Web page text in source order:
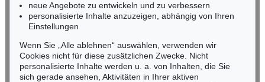
Blick auf die Burgruine Regenstein im Harz, 1863
Ergebnis:€ 1.125
Keine Auktion mehr verpassen!
Wir informieren Sie rechtzeitig.
neue Angebote zu entwickeln und zu verbessern
personalisierte Inhalte anzuzeigen, abhängig von Ihren
Einstellungen
Wenn Sie „Alle ablehnen“ auswählen, verwenden wir
Cookies nicht für diese zusätzlichen Zwecke. Nicht
personalisierte Inhalte werden u. a. von Inhalten, die Sie
sich gerade ansehen, Aktivitäten in Ihrer aktiven